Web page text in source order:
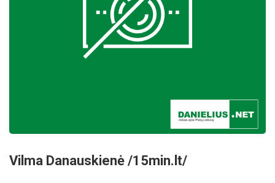
Vilma Danauskienė /15min.lt/